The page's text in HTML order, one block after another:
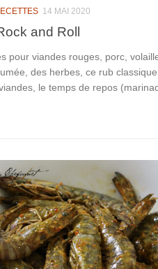
14 MAI 2020
and Roll
pour viandes rouges, porc,
des herbes, ce rub
le temps de repos